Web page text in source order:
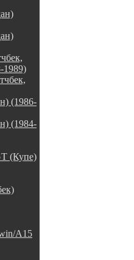
1989)
(1986-
(1984-
(Купе)
A15